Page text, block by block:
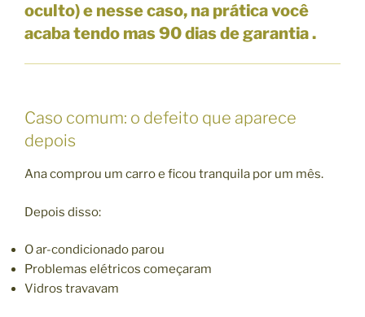
oculto) e nesse caso, na prática você
acaba tendo mas 90 dias de garantia .
Caso comum: o defeito que aparece
depois
Ana comprou um carro e ficou tranquila por um mês.
Depois disso:
O ar-condicionado parou
Problemas elétricos começaram
Vidros travavam